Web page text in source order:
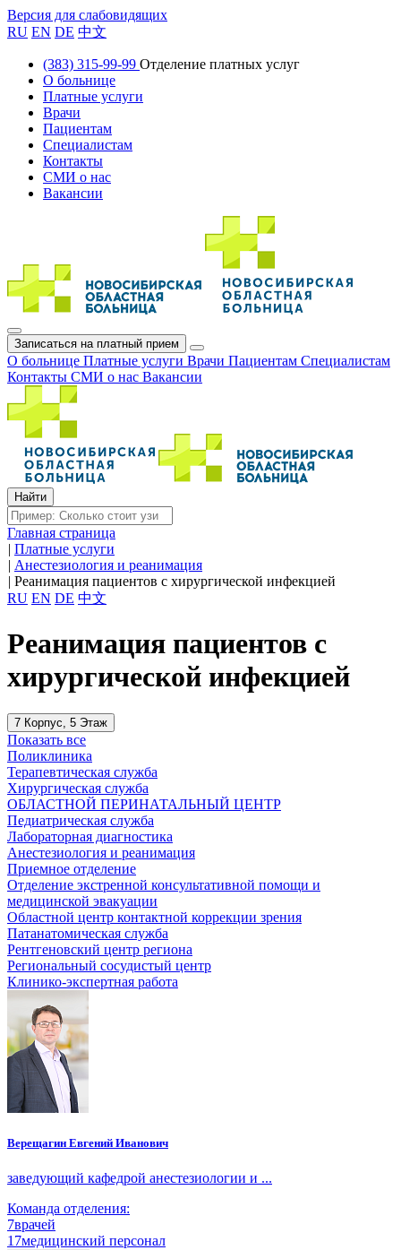
Версия для слабовидящих
RU EN DE 中文
(383) 315-99-99 Отделение платных услуг
О больнице
Платные услуги
Врачи
Пациентам
Специалистам
Контакты
СМИ о нас
Вакансии
Записаться на платный прием
О больнице Платные услуги Врачи Пациентам Специалистам
Контакты СМИ о нас Вакансии
Главная страница
| Платные услуги
| Анестезиология и реанимация
| Реанимация пациентов с хирургической инфекцией
RU EN DE 中文
Реанимация пациентов с
хирургической инфекцией
7 Корпус, 5 Этаж
Показать все
Поликлиника
Терапевтическая служба
Хирургическая служба
ОБЛАСТНОЙ ПЕРИНАТАЛЬНЫЙ ЦЕНТР
Педиатрическая служба
Лабораторная диагностика
Анестезиология и реанимация
Приемное отделение
Отделение экстренной консультативной помощи и
медицинской эвакуации
Областной центр контактной коррекции зрения
Патанатомическая служба
Рентгеновский центр региона
Региональный сосудистый центр
Клинико-экспертная работа
Верещагин Евгений Иванович
заведующий кафедрой анестезиологии и ...
Команда отделения:
7врачей
17медицинский персонал